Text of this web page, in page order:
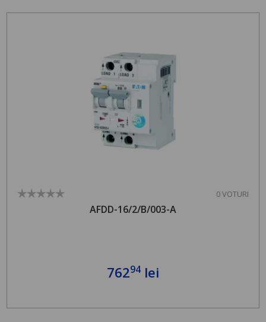
0 VOTURI
AFDD-16/2/B/003-A
76294 lei